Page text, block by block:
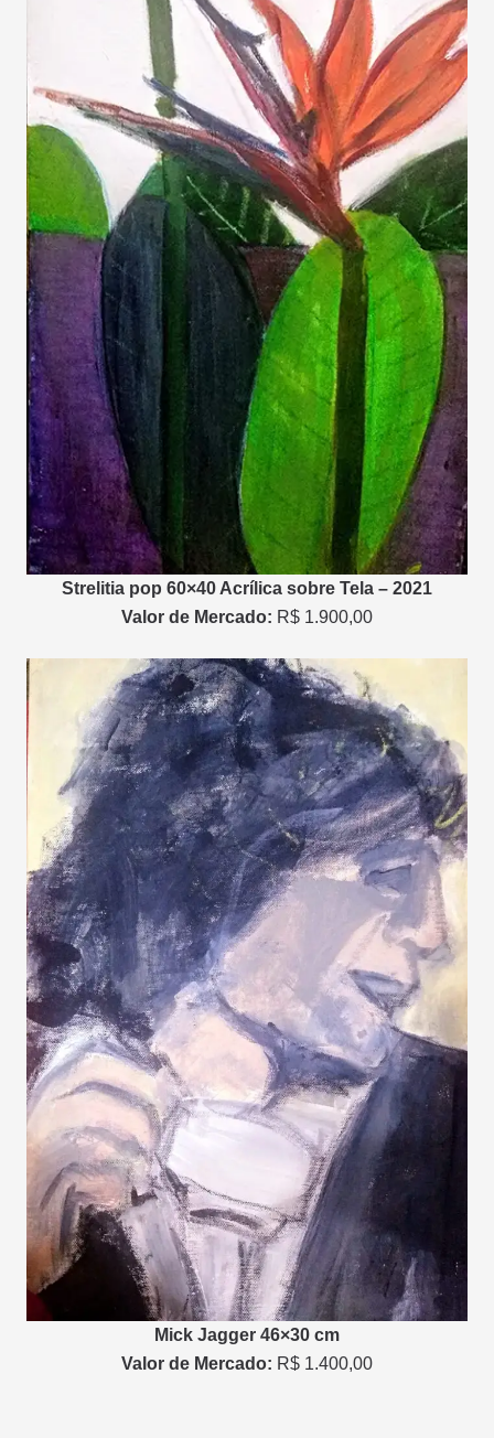
Strelitia pop 60×40 Acrílica sobre Tela – 2021
Valor de Mercado: R$ 1.900,00
Mick Jagger 46×30 cm
Valor de Mercado: R$ 1.400,00